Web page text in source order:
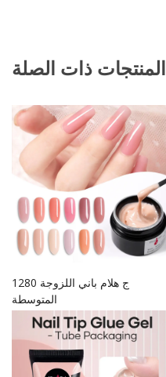
المنتجات ذات الصلة
1280 ج هلام باني اللزوجة
المتوسطة